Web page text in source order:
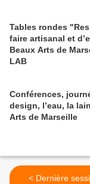
Tables rondes "Ressources, savoir-
faire artisanal et
Beaux Arts de
LAB
Conférences,
design, l’eau, la
Arts de Marseille
< Dernière session de